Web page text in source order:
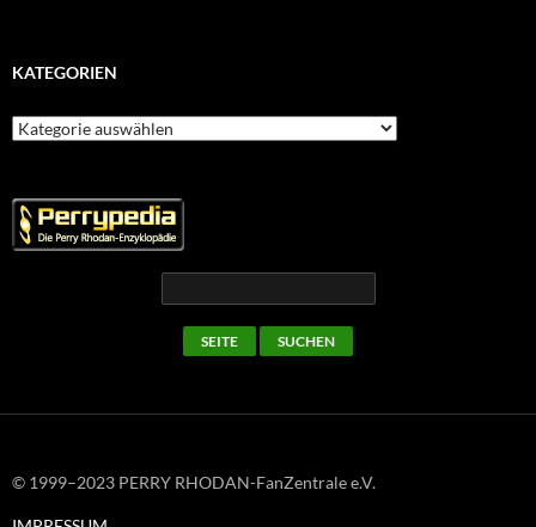
KATEGORIEN
Kategorien
© 1999–2023 PERRY RHODAN-FanZentrale e.V.